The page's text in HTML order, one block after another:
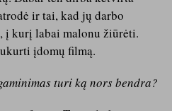
ir tai, kad jų darbo
į kurį labai malonu žiūrėti.
įdomų filmą.
turi ką nors bendra?